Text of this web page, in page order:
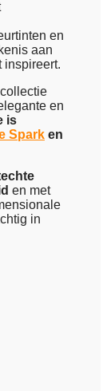
en
aan
inspireert.
en
is
Spark en
en met
in